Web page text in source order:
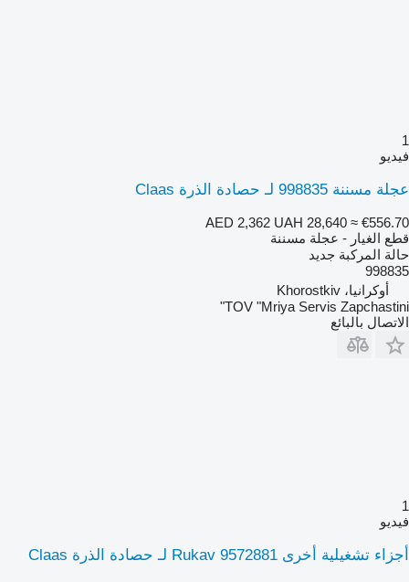
1
فيديو
عجلة مسننة 998835 لـ حصادة الذرة Claas
AED 2,362 UAH 28,640 ≈ €556.70
قطع الغيار - عجلة مسننة
حالة المركبة جديد
998835
أوكرانيا، Khorostkiv
TOV "Mriya Servis Zapchastini"
الاتصال بالبائع
1
فيديو
أجزاء تشغيلية أخرى Rukav 9572881 لـ حصادة الذرة Claas